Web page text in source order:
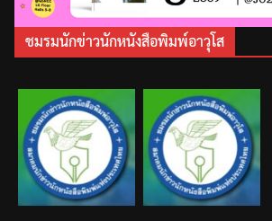
ชมรมนักข่าวนักหนังสือพิมพ์อาวุโส